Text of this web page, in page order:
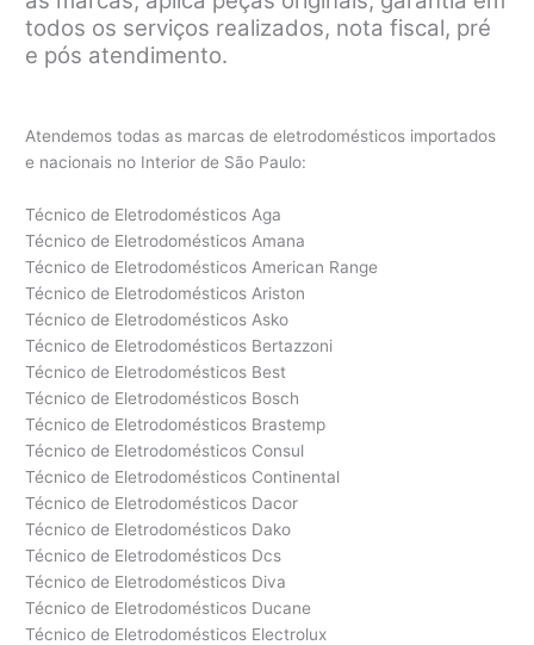
todos os serviços realizados, nota fiscal, pré
e pós atendimento.
Atendemos todas as marcas de eletrodomésticos importados
e nacionais no Interior de São Paulo:
Técnico de Eletrodomésticos Aga
Técnico de Eletrodomésticos Amana
Técnico de Eletrodomésticos American Range
Técnico de Eletrodomésticos Ariston
Técnico de Eletrodomésticos Asko
Técnico de Eletrodomésticos Bertazzoni
Técnico de Eletrodomésticos Best
Técnico de Eletrodomésticos Bosch
Técnico de Eletrodomésticos Brastemp
Técnico de Eletrodomésticos Consul
Técnico de Eletrodomésticos Continental
Técnico de Eletrodomésticos Dacor
Técnico de Eletrodomésticos Dako
Técnico de Eletrodomésticos Dcs
Técnico de Eletrodomésticos Diva
Técnico de Eletrodomésticos Ducane
Técnico de Eletrodomésticos Electrolux